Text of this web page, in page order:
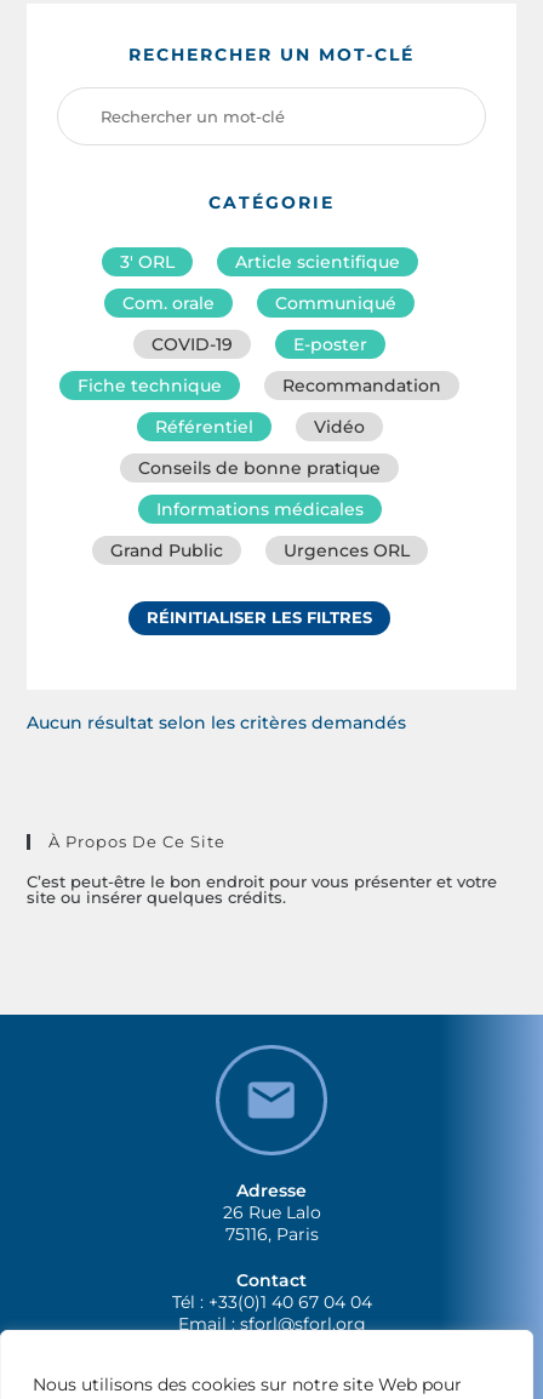
Nous utilisons des cookies sur notre site Web pour
RECHERCHER UN MOT-CLÉ
CATÉGORIE
3′ ORL
Article scientifique
Com. orale
Communiqué
COVID-19
E-poster
Fiche technique
Recommandation
Référentiel
Vidéo
Conseils de bonne pratique
Informations médicales
Grand Public
Urgences ORL
RÉINITIALISER LES FILTRES
Aucun résultat selon les critères demandés
À Propos De Ce Site
C’est peut-être le bon endroit pour vous présenter et votre
site ou insérer quelques crédits.
Adresse
26 Rue Lalo
75116, Paris
Contact
Tél : +33(0)1 40 67 04 04
Email :sforl@sforl.org